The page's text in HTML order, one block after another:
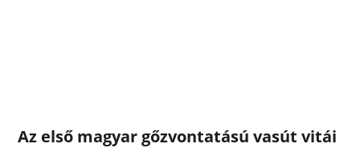
Az első magyar gőzvontatású vasút vitái